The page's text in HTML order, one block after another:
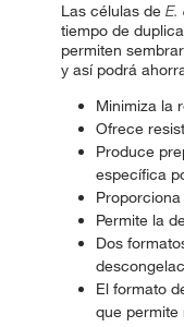
Las células de E.
tiempo de
permiten
y así podrá
Minimiza la
Ofrece
Produce
específica
Permite la
Dos
El formato
que permite